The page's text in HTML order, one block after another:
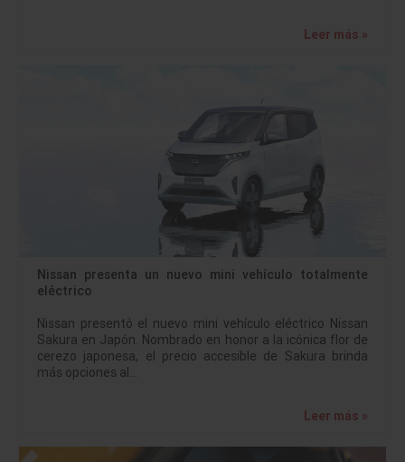
Leer más »
Nissan presenta un nuevo mini vehículo totalmente
eléctrico
Nissan presentó el nuevo mini vehículo eléctrico Nissan
Sakura en Japón. Nombrado en honor a la icónica flor de
cerezo japonesa, el precio accesible de Sakura brinda
más opciones al…
Leer más »